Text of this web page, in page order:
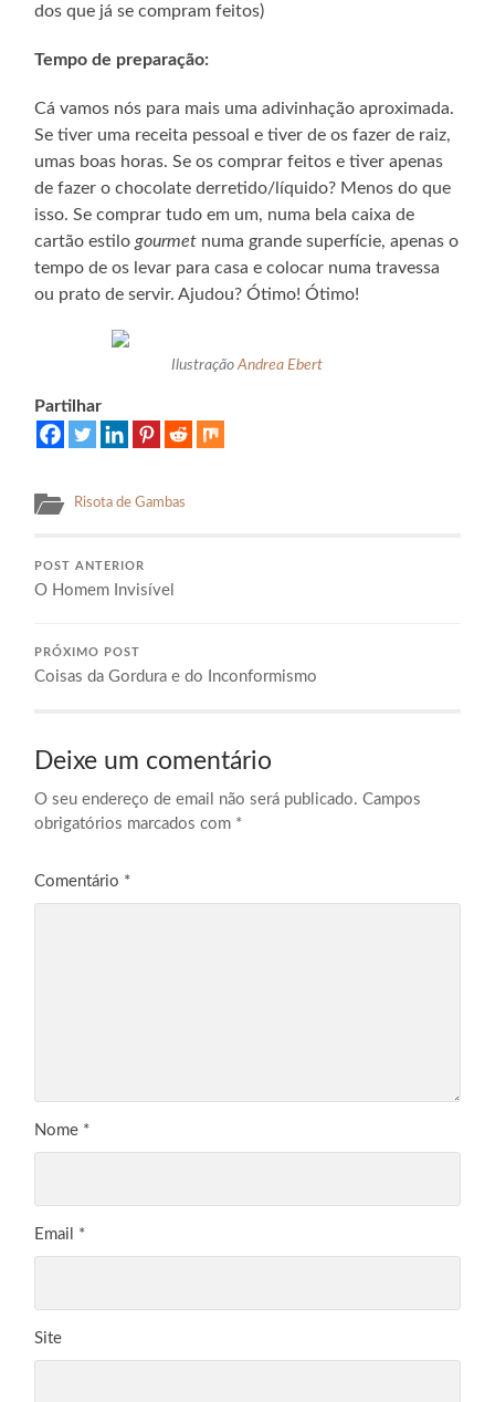
dos que já se compram feitos)
Tempo de preparação:
Cá vamos nós para mais uma adivinhação aproximada.
Se tiver uma receita pessoal e tiver de os fazer de raiz,
umas boas horas. Se os comprar feitos e tiver apenas
de fazer o chocolate derretido/líquido? Menos do que
isso. Se comprar tudo em um, numa bela caixa de
cartão estilo gourmet numa grande superfície, apenas o
tempo de os levar para casa e colocar numa travessa
ou prato de servir. Ajudou? Ótimo! Ótimo!
IlustraçãoAndrea Ebert
Partilhar
Risota de Gambas
POST ANTERIOR
O Homem Invisível
PRÓXIMO POST
Coisas da Gordura e do Inconformismo
Deixe um comentário
O seu endereço de email não será publicado. Campos
obrigatórios marcados com *
Comentário *
Nome *
Email *
Site